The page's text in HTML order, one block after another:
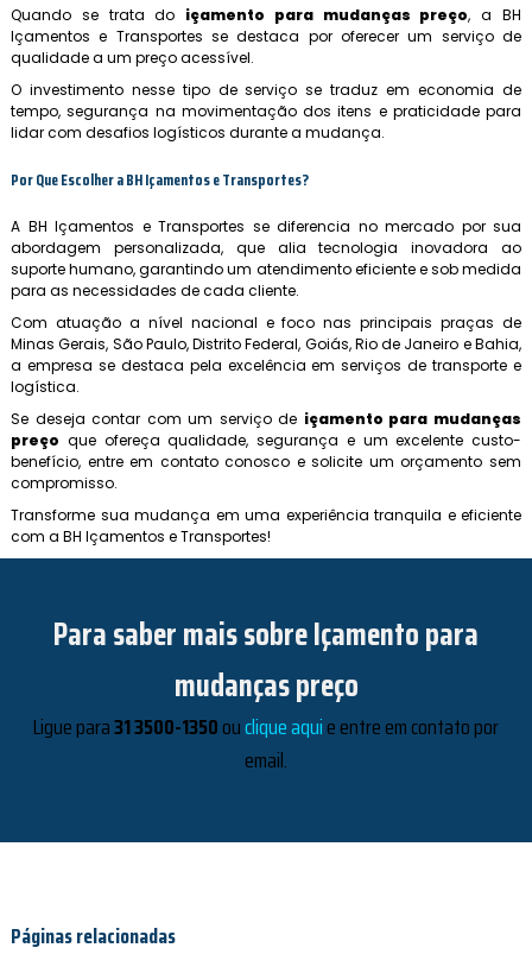
Quando se trata do içamento para mudanças preço, a BH
Içamentos e Transportes se destaca por oferecer um serviço de
qualidade a um preço acessível.
O investimento nesse tipo de serviço se traduz em economia de
tempo, segurança na movimentação dos itens e praticidade para
lidar com desafios logísticos durante a mudança.
Por Que Escolher a BH Içamentos e Transportes?
A BH Içamentos e Transportes se diferencia no mercado por sua
abordagem personalizada, que alia tecnologia inovadora ao
suporte humano, garantindo um atendimento eficiente e sob medida
para as necessidades de cada cliente.
Com atuação a nível nacional e foco nas principais praças de
Minas Gerais, São Paulo, Distrito Federal, Goiás, Rio de Janeiro e Bahia,
a empresa se destaca pela excelência em serviços de transporte e
logística.
Se deseja contar com um serviço de içamento para mudanças
preço que ofereça qualidade, segurança e um excelente custo-
benefício, entre em contato conosco e solicite um orçamento sem
compromisso.
Transforme sua mudança em uma experiência tranquila e eficiente
com a BH Içamentos e Transportes!
Para saber mais sobre Içamento para
mudanças preço
Ligue para31 3500-1350ouclique aquie entre em contato por
email.
Páginas relacionadas